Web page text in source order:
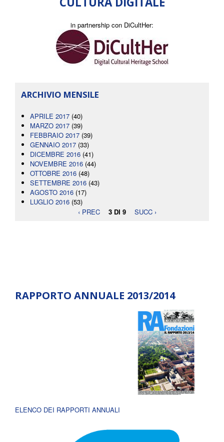
in partnership con DiCultHer:
ARCHIVIO MENSILE
APRILE 2017 (40)
MARZO 2017 (39)
FEBBRAIO 2017 (39)
GENNAIO 2017 (33)
DICEMBRE 2016 (41)
NOVEMBRE 2016 (44)
OTTOBRE 2016 (48)
SETTEMBRE 2016 (43)
AGOSTO 2016 (17)
LUGLIO 2016 (53)
‹ PREC
3 DI 9 SUCC ›
RAPPORTO ANNUALE 2013/2014
ELENCO DEI RAPPORTI ANNUALI